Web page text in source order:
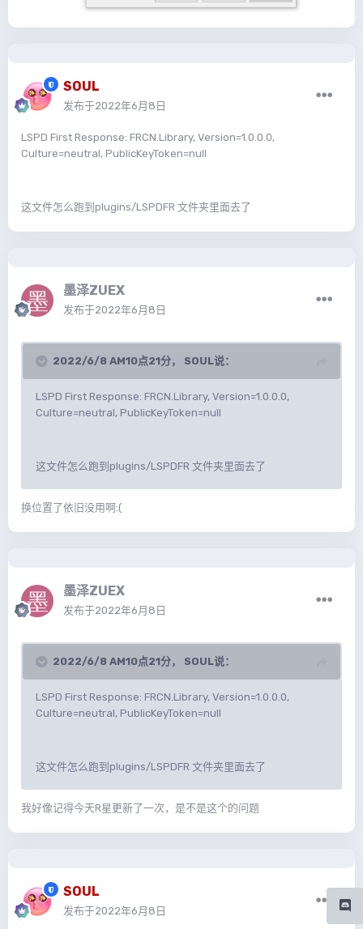
SOUL
发布于2022年6月8日
LSPD First Response: FRCN.Library, Version=1.0.0.0,
Culture=neutral, PublicKeyToken=null
这文件怎么跑到plugins/LSPDFR 文件夹里面去了
墨泽ZUEX
发布于2022年6月8日
2022/6/8 AM10点21分， SOUL说：
LSPD First Response: FRCN.Library, Version=1.0.0.0,
Culture=neutral, PublicKeyToken=null
这文件怎么跑到plugins/LSPDFR 文件夹里面去了
换位置了依旧没用啊:(
墨泽ZUEX
发布于2022年6月8日
2022/6/8 AM10点21分， SOUL说：
LSPD First Response: FRCN.Library, Version=1.0.0.0,
Culture=neutral, PublicKeyToken=null
这文件怎么跑到plugins/LSPDFR 文件夹里面去了
我好像记得今天R星更新了一次，是不是这个的问题
SOUL
发布于2022年6月8日